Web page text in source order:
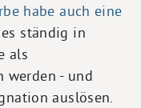
habe auch eine
es ständig in
als
werden - und
auslösen.